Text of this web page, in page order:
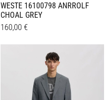
WESTE 16100798 ANRROLF
CHOAL GREY
160,00 €
Details
Produkt
mehrere
Varianten